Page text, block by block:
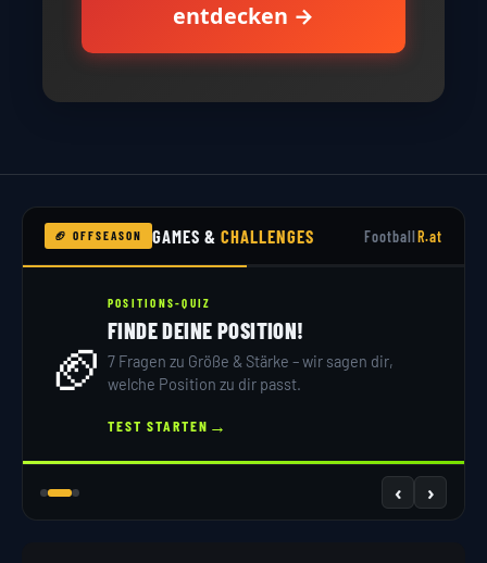
entdecken →
🏈 OFFSEASON GAMES &CHALLENGES FootballR.at
🏈
POSITIONS-QUIZ
FINDE DEINE POSITION!
7 Fragen zu Größe & Stärke – wir sagen dir,
welche Position zu dir passt.
TEST STARTEN →
‹ ›